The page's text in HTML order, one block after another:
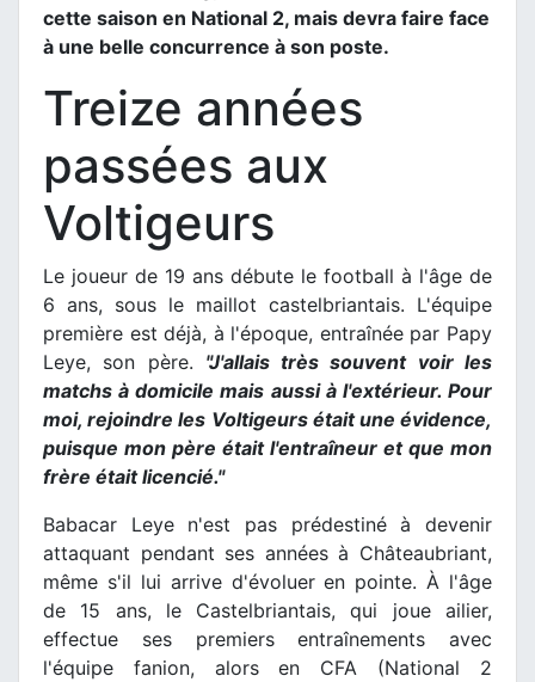
cette saison en National 2, mais devra faire face
à une belle concurrence à son poste.
Treize années
passées aux
Voltigeurs
Le joueur de 19 ans débute le football à l'âge de
6 ans, sous le maillot castelbriantais. L'équipe
première est déjà, à l'époque, entraînée par Papy
Leye, son père. "J'allais très souvent voir les
matchs à domicile mais aussi à l'extérieur. Pour
moi, rejoindre les Voltigeurs était une évidence,
puisque mon père était l'entraîneur et que mon
frère était licencié."
Babacar Leye n'est pas prédestiné à devenir
attaquant pendant ses années à Châteaubriant,
même s'il lui arrive d'évoluer en pointe. À l'âge
de 15 ans, le Castelbriantais, qui joue ailier,
effectue ses premiers entraînements avec
l'équipe fanion, alors en CFA (National 2